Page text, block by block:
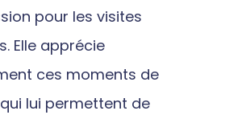
pour les visites
Elle apprécie
ces moments de
lui permettent de